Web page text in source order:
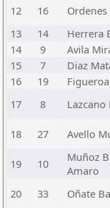
12 16
13
14 Herrera
14
9 Avila
15
7 Diaz
16
19
17
8 Lazcano
18
27 Avello
19
10
Muñoz
Amaro
20 33 Oñate